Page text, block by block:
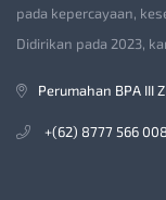
pada kepercayaan,
Didirikan pada 2023,
Perumahan BPA III Z
+(62) 8777 566